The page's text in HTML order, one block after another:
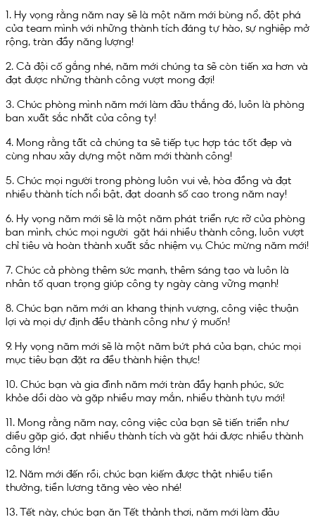
1. Hy vọng rằng năm nay sẽ là một năm mới bùng nổ, đột phá
của team mình với những thành tích đáng tự hào, sự nghiệp mở
rộng, tràn đầy năng lượng!
2. Cả đội cố gắng nhé, năm mới chúng ta sẽ còn tiến xa hơn và
đạt được những thành công vượt mong đợi!
3. Chúc phòng mình năm mới làm đâu thắng đó, luôn là phòng
ban xuất sắc nhất của công ty!
4. Mong rằng tất cả chúng ta sẽ tiếp tục hợp tác tốt đẹp và
cùng nhau xây dựng một năm mới thành công!
5. Chúc mọi người trong phòng luôn vui vẻ, hòa đồng và đạt
nhiều thành tích nổi bật, đạt doanh số cao trong năm nay!
6. Hy vọng năm mới sẽ là một năm phát triển rực rỡ của phòng
ban mình, chúc mọi người gặt hái nhiều thành công, luôn vượt
chỉ tiêu và hoàn thành xuất sắc nhiệm vụ. Chúc mừng năm mới!
7. Chúc cả phòng thêm sức mạnh, thêm sáng tạo và luôn là
nhân tố quan trọng giúp công ty ngày càng vững mạnh!
8. Chúc bạn năm mới an khang thịnh vượng, công việc thuận
lợi và mọi dự định đều thành công như ý muốn!
9. Hy vọng năm mới sẽ là một năm bứt phá của bạn, chúc mọi
mục tiêu bạn đặt ra đều thành hiện thực!
10. Chúc bạn và gia đình năm mới tràn đầy hạnh phúc, sức
khỏe dồi dào và gặp nhiều may mắn, nhiều thành tựu mới!
11. Mong rằng năm nay, công việc của bạn sẽ tiến triển như
diều gặp gió, đạt nhiều thành tích và gặt hái được nhiều thành
công lớn!
12. Năm mới đến rồi, chúc bạn kiếm được thật nhiều tiền
thưởng, tiền lương tăng vèo vèo nhé!
13. Tết này, chúc bạn ăn Tết thảnh thơi, năm mới làm đâu